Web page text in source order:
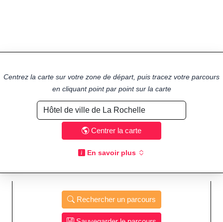
Centrez la carte sur votre zone de départ, puis tracez votre parcours
en cliquant point par point sur la carte
Centrer la carte
En savoir plus
Rechercher un parcours